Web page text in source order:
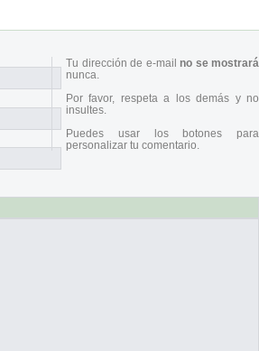
Tu dirección de e-mail no se mostrará
nunca.
Por favor, respeta a los demás y no
insultes.
Puedes usar los botones para
personalizar tu comentario.